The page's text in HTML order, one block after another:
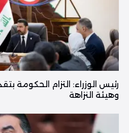
رئيس الوزراء: التزام الحكومة
وهيئة النزاهة